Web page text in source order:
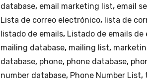
database, email marketing list, email
Lista de correo electrónico, lista de
listado de emails, Listado de emails de
mailing database, mailing list,
database, phone, phone database,
number database, Phone Number List,